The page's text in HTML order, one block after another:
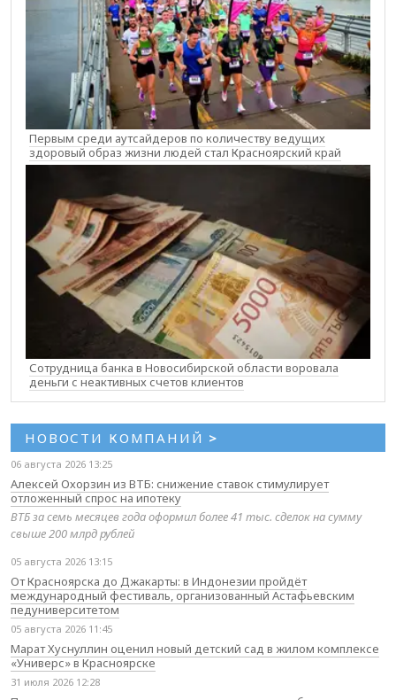
Первым среди аутсайдеров по количеству ведущих
здоровый образ жизни людей стал Красноярский край
Сотрудница банка в Новосибирской области воровала
деньги с неактивных счетов клиентов
НОВОСТИ КОМПАНИЙ >
06 августа 2026 13:25
Алексей Охорзин из ВТБ: снижение ставок стимулирует
отложенный спрос на ипотеку
ВТБ за семь месяцев года оформил более 41 тыс. сделок на сумму
свыше 200 млрд рублей
05 августа 2026 13:15
От Красноярска до Джакарты: в Индонезии пройдёт
международный фестиваль, организованный Астафьевским
педуниверситетом
05 августа 2026 11:45
Марат Хуснуллин оценил новый детский сад в жилом комплексе
«Универс» в Красноярске
31 июля 2026 12:28